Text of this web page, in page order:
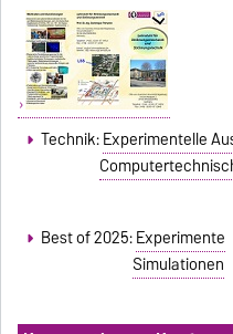
Technik:Experimentelle
Best of 2025:Experimente
Simulationen